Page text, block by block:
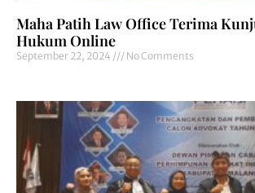
Maha Patih Law Office Terima
Hukum Online
September 22, 2024 No Comments